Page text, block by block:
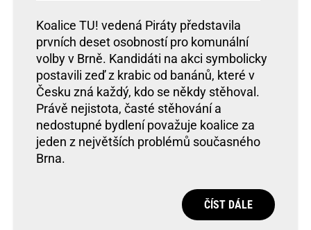
Koalice TU! vedená Piráty představila
prvních deset osobností pro komunální
volby v Brně. Kandidáti na akci symbolicky
postavili zeď z krabic od banánů, které v
Česku zná každý, kdo se někdy stěhoval.
Právě nejistota, časté stěhování a
nedostupné bydlení považuje koalice za
jeden z největších problémů současného
Brna.
ČÍST DÁLE